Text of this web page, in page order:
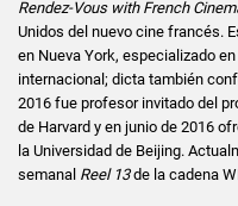
Rendez-Vous with French
Unidos del nuevo cine francés.
en Nueva York, especializado
internacional; dicta también
2016 fue profesor invitado del
de Harvard y en junio de 2016
la Universidad de Beijing.
semanal Reel 13de la cadena